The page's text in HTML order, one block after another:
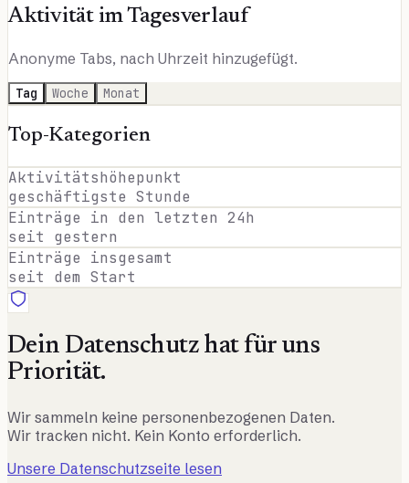
Aktivität im Tagesverlauf
Anonyme Tabs, nach Uhrzeit hinzugefügt.
Tag Woche Monat
Top-Kategorien
Aktivitätshöhepunkt
geschäftigste Stunde
Einträge in den letzten 24h
seit gestern
Einträge insgesamt
seit dem Start
Dein Datenschutz hat für uns
Priorität.
Wir sammeln keine personenbezogenen Daten.
Wir tracken nicht. Kein Konto erforderlich.
Unsere Datenschutzseite lesen